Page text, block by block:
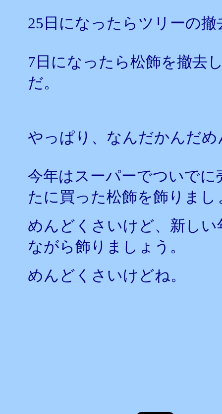
25日になったらツリーの
7日になったら松飾を撤去
だ。
やっぱり、なんだかんだ
今年はスーパーでついで
たに買った松飾を飾りまし
めんどくさいけど、新し
ながら飾りましょう。
めんどくさいけどね。